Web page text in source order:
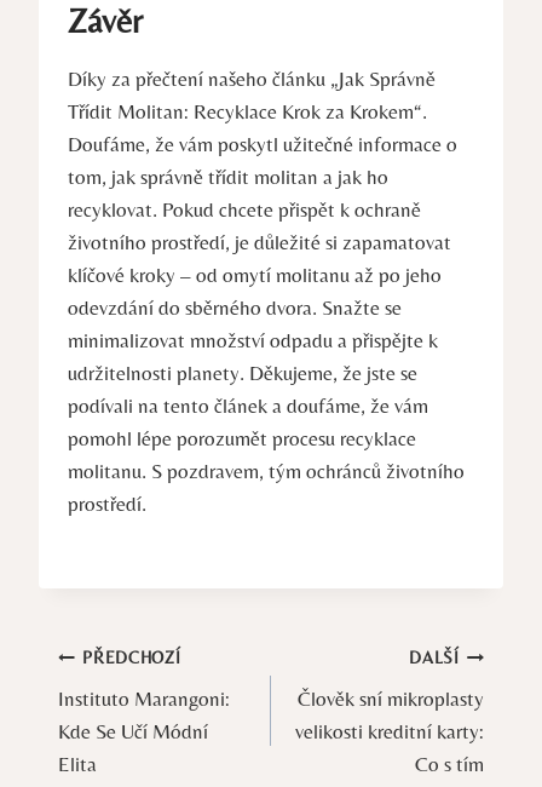
Závěr
Díky za přečtení našeho článku „Jak Správně
Třídit Molitan: Recyklace Krok za Krokem“.
Doufáme, že vám poskytl užitečné informace o
tom, jak správně třídit molitan a jak ho
recyklovat. Pokud chcete přispět k ochraně
životního prostředí, je důležité si zapamatovat
klíčové kroky – od omytí molitanu až po jeho
odevzdání do sběrného dvora. Snažte se
minimalizovat množství odpadu a přispějte k
udržitelnosti planety. Děkujeme, že jste se
podívali na tento článek a doufáme, že vám
pomohl lépe porozumět procesu recyklace
molitanu. S pozdravem, tým ochránců životního
prostředí.
Navigace
pro
příspěvek
PŘEDCHOZÍ
Instituto Marangoni:
Kde Se Učí Módní
Elita
DALŠÍ
Člověk sní mikroplasty
velikosti kreditní karty:
Co s tím